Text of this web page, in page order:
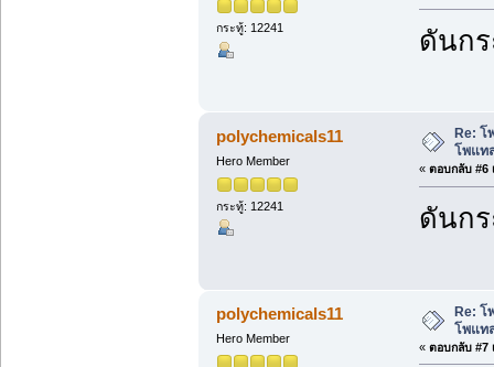
กระทู้: 12241 ดันก
polychemicals11
Hero Member
กระทู้: 12241
Re: โ
โพแท
« ตอบกลับ #6
ดันก
polychemicals11
Hero Member
Re: โ
โพแท
« ตอบกลับ #7